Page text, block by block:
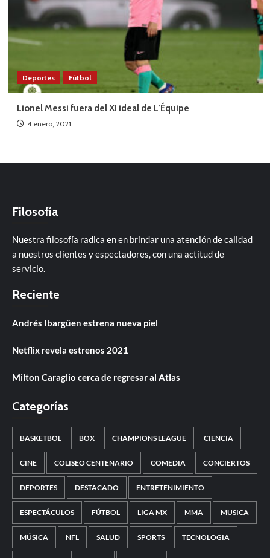
Deportes Fútbol
Lionel Messi fuera del XI ideal de L’Équipe
4 enero, 2021
Filosofía
Nuestra filosofía radica en en brindar una atención de calidad
a nuestros clientes y espectadores, con una actitud de
servicio.
Reciente
Andrés Ibargüen estrena nueva piel
Netflix revela estrenos 2021
Milton Caraglio cerca de regresar al Atlas
Categorías
BASKETBOL BOX CHAMPIONS LEAGUE CIENCIA
CINE COLISEO CENTENARIO COMEDIA CONCIERTOS
DEPORTES DESTACADO ENTRETENIMIENTO
ESPECTÁCULOS FÚTBOL LIGA MX MMA MUSICA
MÚSICA NFL SALUD SPORTS TECNOLOGIA